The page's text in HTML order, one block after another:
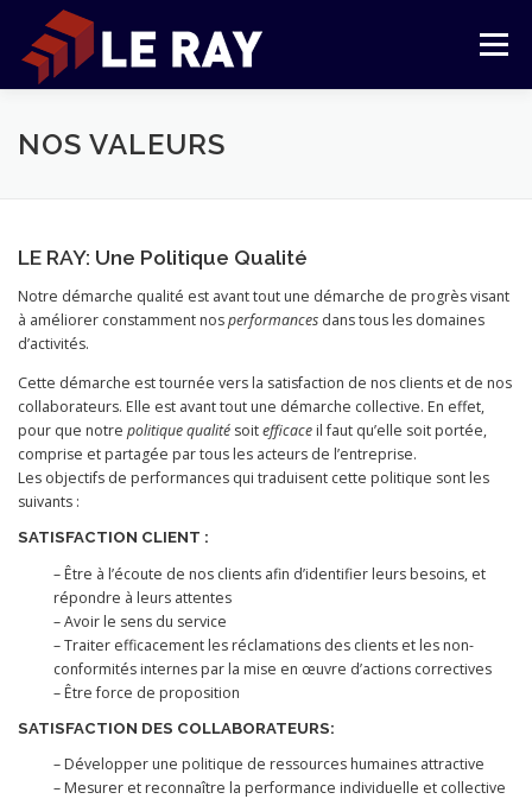
contenu
Menu
TRANSPORT LOGISTIQUE
AIDE
NOS VALEURS
LE RAY: Une Politique Qualité
Notre démarche qualité est avant tout une démarche de progrès visant
à améliorer constamment nosperformances dans tous les domaines
d’activités.
Cette démarche est tournée vers la satisfaction de nos clients et de nos
collaborateurs. Elle est avant tout une démarche collective. En effet,
pour que notre politique qualité soitefficace il faut qu’elle soit portée,
comprise et partagée par tous les acteurs de l’entreprise.
Les objectifs de performances qui traduisent cette politique sont les
suivants :
SATISFACTION CLIENT :
– Être à l’écoute de nos clients afin d’identifier leurs besoins, et
répondre à leurs attentes
– Avoir le sens du service
– Traiter efficacement les réclamations des clients et les non-
conformités internes par la mise en œuvre d’actions correctives
– Être force de proposition
SATISFACTION DES COLLABORATEURS:
– Développer une politique de ressources humaines attractive
– Mesurer et reconnaître la performance individuelle et collective